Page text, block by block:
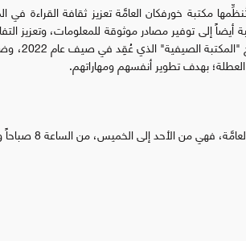
مكتبة خورفكان العامَّة تعزيز ثقافة القراءة في
أيضاً إلى توفير مصادر موثوقة للمعلومات، وتعزيز
ومن
بهدف تطوير أنفسهم ومهاراتهم.
من الأحد إلى الخميس، من الساعة 8 صباحاً وحتى 8 مساءً.